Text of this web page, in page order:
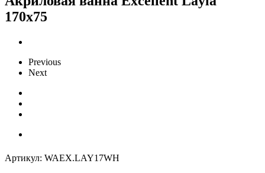
170x75
Previous
Next
Артикул: WAEX.LAY17WH